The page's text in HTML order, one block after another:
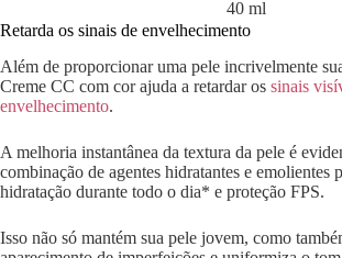
40 ml
Retarda os sinais de envelhecimento
Além de proporcionar uma pele incrivelmente
Creme CC com cor ajuda a retardar os sinais
envelhecimento.
A melhoria instantânea da textura da pele é
combinação de agentes hidratantes e emolientes
hidratação durante todo o dia* e proteção FPS.
Isso não só mantém sua pele jovem, como